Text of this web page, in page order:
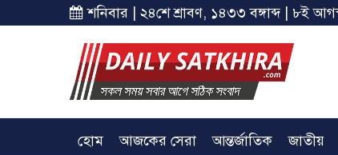
শনিবার | ২৪শে শ্রাবণ, ১৪৩৩ বঙ্গাব্দ | ৮ই
হোম আজকের সেরা আন্তর্জাতিক জাতীয়